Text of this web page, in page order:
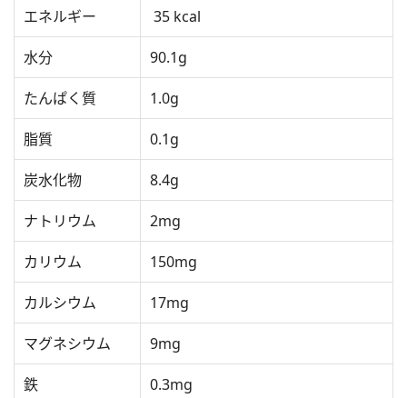
エネルギー 35 kcal
水分 90.1g
たんぱく質 1.0g
脂質 0.1g
炭水化物 8.4g
ナトリウム 2mg
カリウム 150mg
カルシウム 17mg
マグネシウム 9mg
鉄 0.3mg